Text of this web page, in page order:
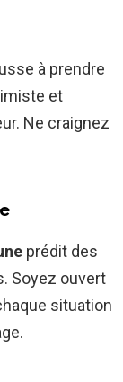
à prendre
et
Ne craignez
prédit des
Soyez ouvert
situation